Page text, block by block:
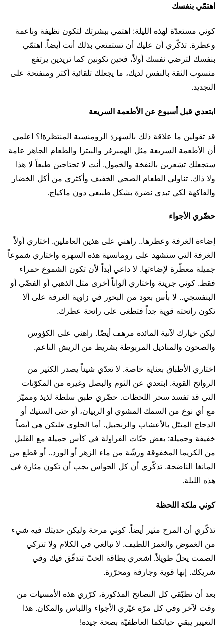
اهتمّي بنفسك
كوني مستعدّة لهذه الليلة: اهتمي ببشرتك لتكون نظيفة وناعمة
وعطرة. تذكّري أن عليك أن تستمتعي بذلك أنت أيضاً. اهتمّي
بنفسك لترضي نفسك أولاً، فحين تكونين كما تريدين يرتفع
منسوب الثقة بالنفس لديك، ما يجعلك تلقائية أكثر ومنفتحة على
التجديد.
ابتعدي قبل أسبوع عن الأطعمة السريعة
قد تقولين ما علاقة ذلك بالسهرة الرومنسية المنتظرة!؟ اعلمي
أن الأطعمة السريعة مثل الهمبرغر والبيتزا والطعام الجاهز عامة
ستجعلك تشعرين بالنفخة والخمول. أنت لا تحتاجين طبعاً لا هذا
ولا ذاك. تناولي الطعام الصحي الخفيف وأكثري من أكل الخضار
والفاكهة لكي تبدي نضرة بشكل طبيعي دون ماكياج.
حضّري الأجواء
إضاءة الغرفة وعطرها.. راهني على هذين العاملين. اختاري أولاً
الغرفة التي ستشهد على رومانسية هذه السهرة واختاري شموعاً
جميلة معطّرة لإضاءتها. لا داعي أبداً لأن تكون الشموع حمراء
فقط. كوني جريئة واختاري ألواناً أخرى مثل الذهبي أو الفضّي أو
البنفسجي.. لا بأس بعود من البخور في زاوية الغرفة على ألا
تكون رائحته قوية جداً فتطغى على رائحة عطرك.
ليكن خيارك لآنية المائدة مرهف أيضًا. راهني على الكؤوس
والصحون والمناديل المربوطة بشريط من الريش الناعم.
اختاري الأطباق بعناية خاصة. لا تعدّي شيئاً يصدر الكثير من
الروائح القوية. ابتعدي عن الثوم والبصل وغيره من المكوّنات
التي قد تفسد سحر اللحظات. حضّري طبق سلطة لذيذ ومميّز
مع أي نوع من السمك المشوي أو الربيان، أو حتى الستيك أو
الدجاج المتبّل بالأعشاب والزنجبيل. أما الحلوى فلتكن هي أيضاً
خفيفة وجميلة: بعض حبّات الفراولة في كأس جميلة مع القليل
من الكريما المخفوقة ورشّة من ماء الزهر أو الورد.. أو قطع من
المانغا الناضحة. تذكّري أن كل الحواس يجب أن تكون مثارة في
هذه الليلة.
كوني ملكة اللحظة
تذكّري أن المرح مثير أيضاً. كوني مرحة وليكن حديثك فيه شيء
من الغموض والغمز اللطيف. لا تبالغي في الكلام ولا تتركي
الصمت يحلّ طويلاً. اشعري بطاقة الحبّ تتدفّق فيك وفي
شريكك. إنها قوية وجارفة ومحرّرة.
بعد أن تطبّقي كل النصائح المذكورة، كرّري هذه الأمسيات من
وقت لآخر وفي كل مرّة غيّري الأجواء واللباس والمكان. هذا
التغيير يبقي حياتكما العاطفيّة بصحة جيدة!